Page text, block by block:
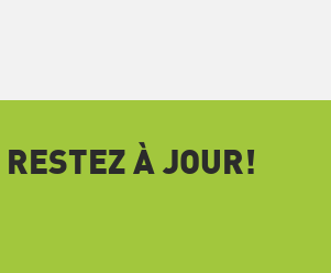
À JOUR!